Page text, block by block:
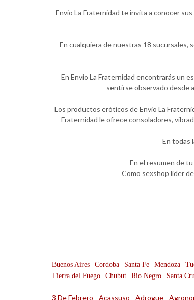
Envio La Fraternidad te invita a conocer
En cualquiera de nuestras 18 sucursales,
En Envio La Fraternidad encontrarás un
sentirse observado desde
Los productos eróticos de Envio La
Fraternidad le ofrece consoladores,
En todas
En el resumen de
Como sexshop líder
Buenos Aires
Cordoba Santa Fe Mendoza
Tierra del Fuego
Chubut Rio Negro Santa
3 De Febrero - Acassuso - Adrogue -